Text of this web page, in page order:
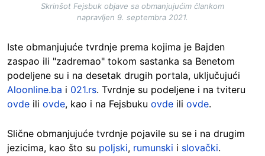
Skrinšot Fejsbuk objave sa obmanjujućim člankom
napravljen 9. septembra 2021.
Iste obmanjujuće tvrdnje prema kojima je Bajden
zaspao ili "zadremao" tokom sastanka sa Benetom
podeljene su i na desetak drugih portala, uključujući
Aloonline.ba i 021.rs. Tvrdnje su podeljene i na tviteru
ovde ili ovde, kao i na Fejsbuku ovde ili ovde.
Slične obmanjujuće tvrdnje pojavile su se i na drugim
jezicima, kao što su poljski, rumunski i slovački.